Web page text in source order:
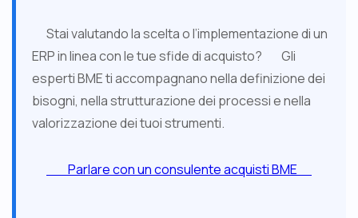
Stai valutando la scelta o l’implementazione di un
ERP in linea con le tue sfide di acquisto? Gli
esperti BME ti accompagnano nella definizione dei
bisogni, nella strutturazione dei processi e nella
valorizzazione dei tuoi strumenti.
Parlare con un consulente acquisti BME